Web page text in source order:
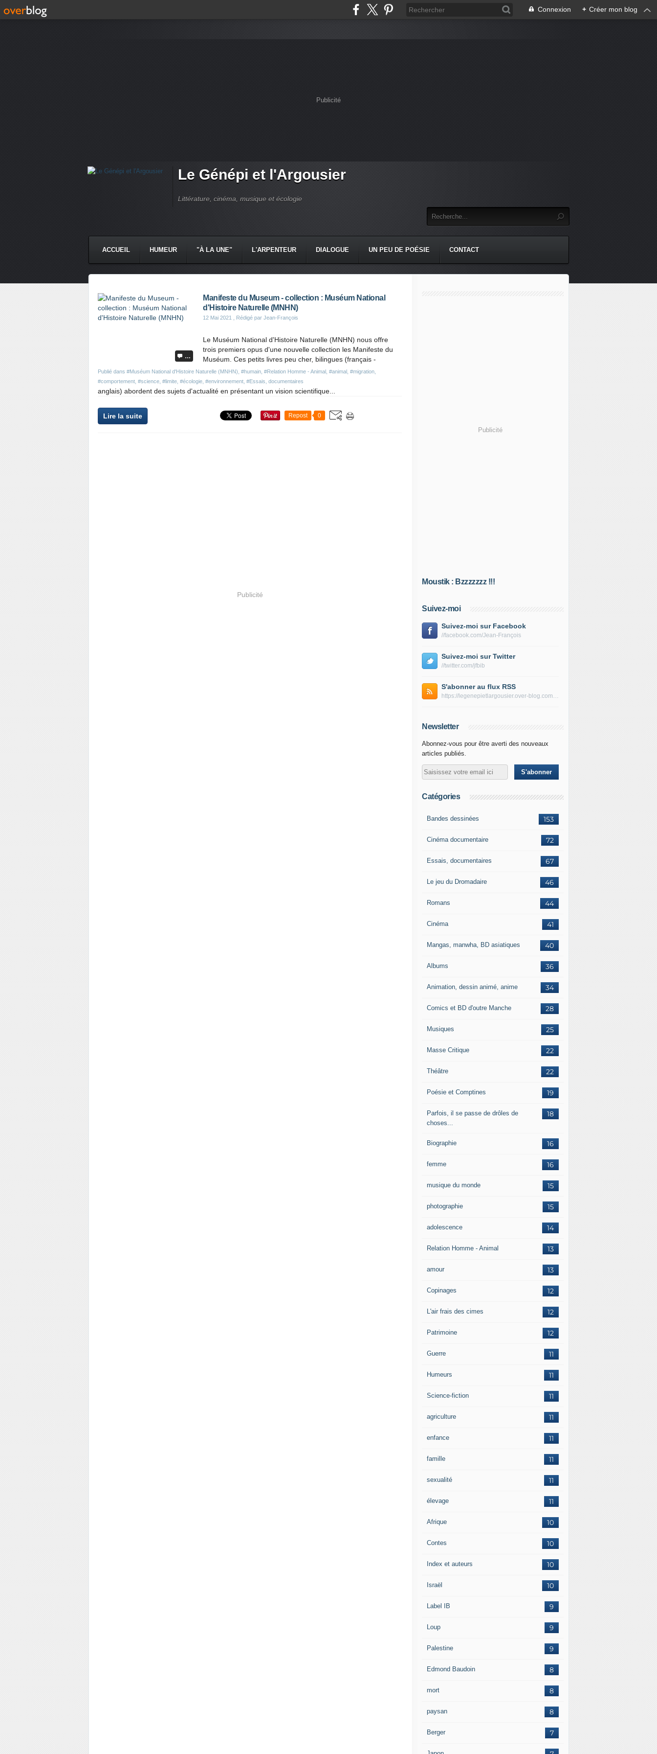
Connexion + Créer mon blog
Publicité
Le Génépi et l'Argousier
Littérature, cinéma, musique et écologie
ACCUEIL HUMEUR "À LA UNE" L'ARPENTEUR DIALOGUE UN PEU DE POÉSIE CONTACT
…
Manifeste du Museum - collection : Muséum National
d'Histoire Naturelle (MNHN)
12 Mai 2021 , Rédigé par Jean-François
Publié dans #Muséum National d'Histoire Naturelle (MNHN) #humain #Relation Homme - Animal #animal #migration
#comportement #science #limite #écologie #environnement #Essais, documentaires
Le Muséum National d'Histoire Naturelle (MNHN) nous offre
trois premiers opus d'une nouvelle collection les Manifeste du
Muséum. Ces petits livres peu cher, bilingues (français -
anglais) abordent des sujets d'actualité en présentant un vision scientifique...
Lire la suite Repost 0
Publicité
Publicité
Moustik : Bzzzzzzz !!!
Suivez-moi
Suivez-moi sur Facebook
//facebook.com/Jean-François
Suivez-moi sur Twitter
//twitter.com/jfbib
S'abonner au flux RSS
https://legenepietlargousier.over-blog.com/rss
Newsletter
Abonnez-vous pour être averti des nouveaux
articles publiés.
Catégories
153
Bandes dessinées
72
Cinéma documentaire
67
Essais, documentaires
46
Le jeu du Dromadaire
44
Romans
41
Cinéma
40
Mangas, manwha, BD asiatiques
36
Albums
34
Animation, dessin animé, anime
28
Comics et BD d'outre Manche
25
Musiques
22
Masse Critique
22
Théâtre
19
Poésie et Comptines
18
Parfois, il se passe de drôles de
choses...
16
Biographie
16
femme
15
musique du monde
15
photographie
14
adolescence
13
Relation Homme - Animal
13
amour
12
Copinages
12
L'air frais des cimes
12
Patrimoine
11
Guerre
11
Humeurs
11
Science-fiction
11
agriculture
11
enfance
11
famille
11
sexualité
11
élevage
10
Afrique
10
Contes
10
Index et auteurs
10
Israël
9
Label IB
9
Loup
9
Palestine
8
Edmond Baudoin
8
mort
8
paysan
7
Berger